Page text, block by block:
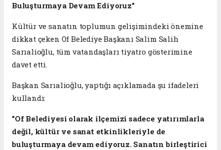
Buluşturmaya Devam Ediyoruz"
Kültür ve sanatın toplumun gelişimindeki önemine
dikkat çeken Of Belediye Başkanı Salim Salih
Sarıalioğlu, tüm vatandaşları tiyatro gösterimine
davet etti.
Başkan Sarıalioğlu, yaptığı açıklamada şu ifadeleri
kullandı:
"Of Belediyesi olarak ilçemizi sadece yatırımlarla
değil, kültür ve sanat etkinlikleriyle de
buluşturmaya devam ediyoruz. Sanatın birleştirici